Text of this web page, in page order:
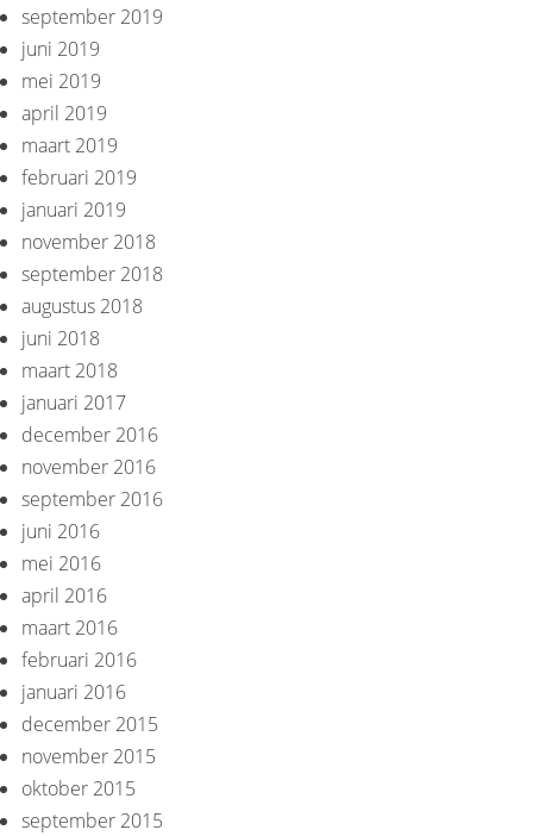
september 2019
juni 2019
mei 2019
april 2019
maart 2019
februari 2019
januari 2019
november 2018
september 2018
augustus 2018
juni 2018
maart 2018
januari 2017
december 2016
november 2016
september 2016
juni 2016
mei 2016
april 2016
maart 2016
februari 2016
januari 2016
december 2015
november 2015
oktober 2015
september 2015